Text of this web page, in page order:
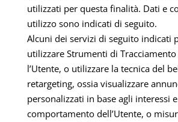
utilizzati per questa finalità. Dati e
utilizzo sono indicati di seguito.
Alcuni dei servizi di seguito indicati
utilizzare Strumenti di
l’Utente, o utilizzare la tecnica del
retargeting, ossia visualizzare
personalizzati in base agli interessi
comportamento dell’Utente, o